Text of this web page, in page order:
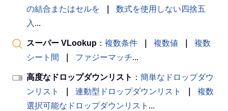
の結合またはセルを
数式を使用しない四捨五
入...
スーパー VLookup ： 複数条件 複数値
複数
シート間
ファジーマッチ...
高度なドロップダウンリスト ： 簡単なドロップダウ
ンリスト
連動型ドロップダウンリスト
複数
選択可能なドロップダウンリスト ...